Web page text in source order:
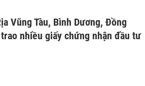
Vũng Tàu, Bình Dương, Đồng
nhiều giấy chứng nhận đầu tư